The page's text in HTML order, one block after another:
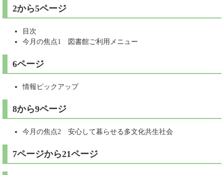
2から5ページ
目次
今月の焦点1 図書館ご利用メニュー
6ページ
情報ピックアップ
8から9ページ
今月の焦点2 安心して暮らせる多文化共生社会
7ページから21ページ